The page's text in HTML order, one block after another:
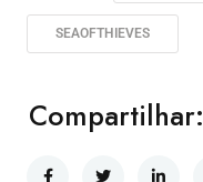
SEAOFTHIEVES
Compartilhar: